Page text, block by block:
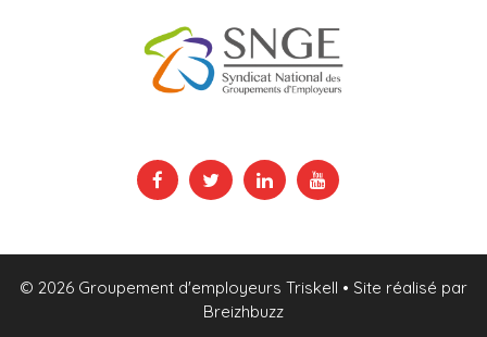
© 2026 Groupement d'employeurs Triskell • Site réalisé par
Breizhbuzz